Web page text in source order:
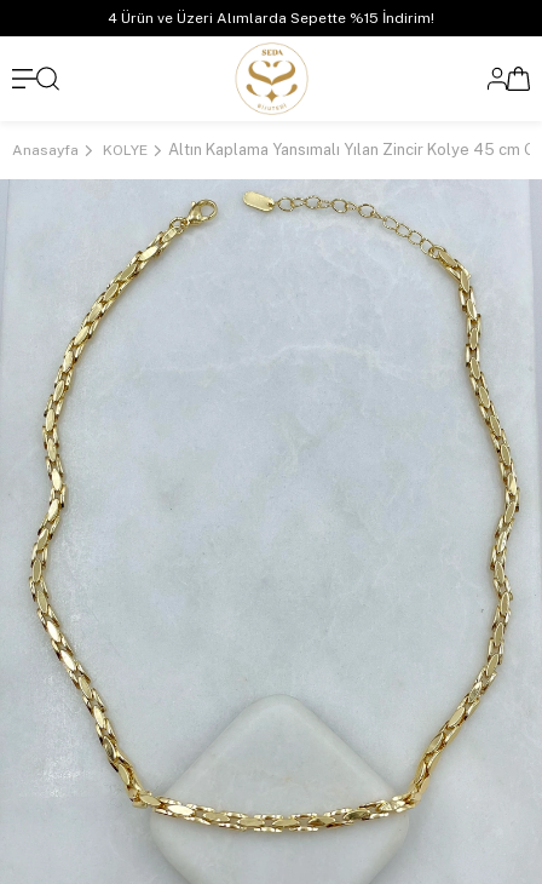
4 Ürün ve Üzeri Alımlarda Sepette %15 İndirim!
Anasayfa KOLYE Altın Kaplama Yansımalı Yılan Zincir Kolye 45 cm